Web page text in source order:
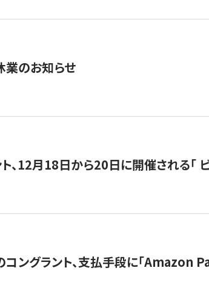
業のお知らせ
、12月18日から20日に開催される
ングラント、支払手段に「Amazon